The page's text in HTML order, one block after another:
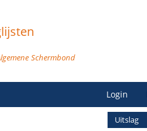
Schermbond
Login
Uitslag